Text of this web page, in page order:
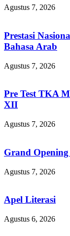
Agustus 7, 2026
Prestasi
Bahasa Arab
Agustus 7, 2026
Pre Test TKA
XII
Agustus 7, 2026
Grand
Agustus 7, 2026
Apel Literasi
Agustus 6, 2026